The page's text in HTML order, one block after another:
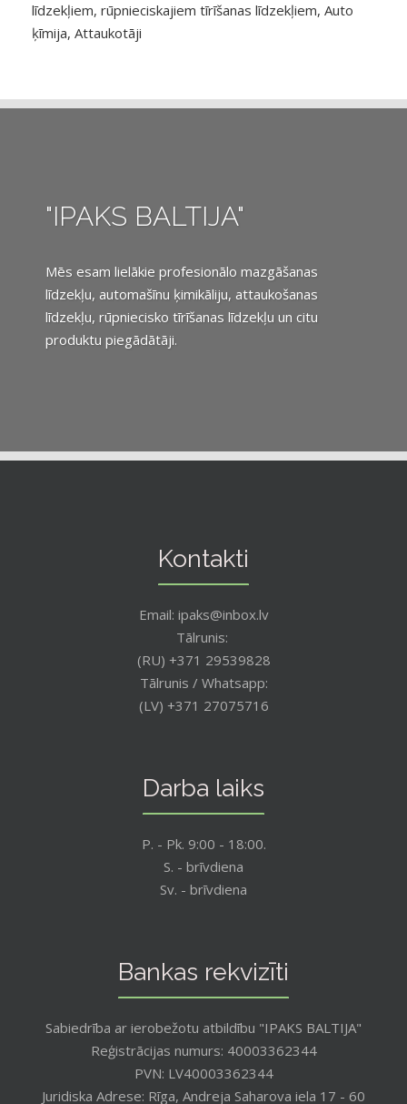
līdzekļiem, rūpnieciskajiem tīrīšanas līdzekļiem, Auto
ķīmija, Attaukotāji
"IPAKS BALTIJA"
Mēs esam lielākie profesionālo mazgāšanas
līdzekļu, automašīnu ķimikāliju, attaukošanas
līdzekļu, rūpniecisko tīrīšanas līdzekļu un citu
produktu piegādātāji.
Kontakti
Email: ipaks@inbox.lv
Tālrunis:
(RU) +371 29539828
Tālrunis / Whatsapp:
(LV) +371 27075716
Darba laiks
P. - Pk. 9:00 - 18:00.
S. - brīvdiena
Sv. - brīvdiena
Bankas rekvizīti
Sabiedrība ar ierobežotu atbildību "IPAKS BALTIJA"
Reģistrācijas numurs: 40003362344
PVN: LV40003362344
Juridiska Adrese: Rīga, Andreja Saharova iela 17 - 60